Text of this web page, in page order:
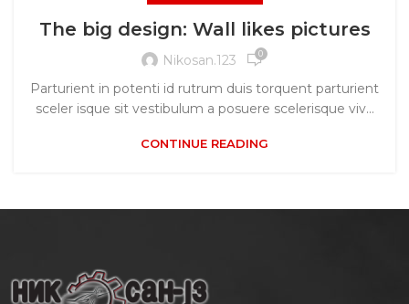
The big design: Wall likes pictures
Nikosan.123 0
Parturient in potenti id rutrum duis torquent parturient
sceler isque sit vestibulum a posuere scelerisque viv...
CONTINUE READING